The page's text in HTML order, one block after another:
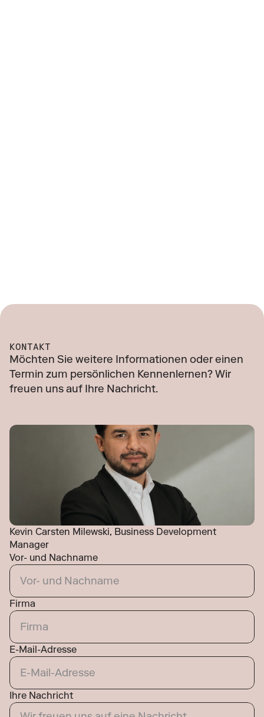
KONTAKT
Möchten Sie weitere Informationen oder einen
Termin zum persönlichen Kennenlernen? Wir
freuen uns auf Ihre Nachricht.
Kevin Carsten Milewski, Business Development
Manager
Vor- und Nachname
Firma
E-Mail-Adresse
Ihre Nachricht